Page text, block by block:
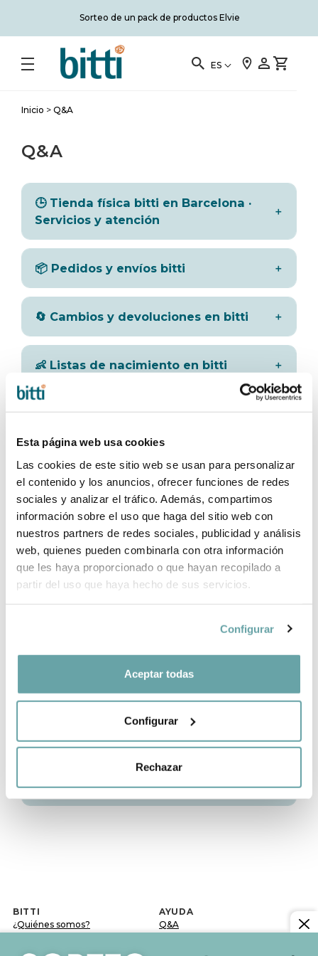
Esta página web usa cookies
Las cookies de este sitio web se usan para personalizar
el contenido y los anuncios, ofrecer funciones de redes
sociales y analizar el tráfico. Además, compartimos
información sobre el uso que haga del sitio web con
nuestros partners de redes sociales, publicidad y análisis
web, quienes pueden combinarla con otra información
que les haya proporcionado o que hayan recopilado a
partir del uso que haya hecho de sus servicios.
Configurar
Aceptar todas
Configurar
Rechazar
Sorteo de un pack de productos Elvie
ES
Inicio > Q&A
Q&A
🕒 Tienda física bitti en Barcelona ·
Servicios y atención
📦 Pedidos y envíos bitti
🔄 Cambios y devoluciones en bitti
👶 Listas de nacimiento en bitti
🚚 Envío gratuito de la lista de
🚗 Sillas de coche y seguridad infantil
en bitti
🚼 Puericultura y productos en bitti
💳 Pagos y financiación
🎉 Promociones y eventos en bitti
📍 bitti en Barcelona · Tienda física
📍 bitti · Otras Preguntas
BITTI
¿Quiénes somos?
AYUDA
Q&A